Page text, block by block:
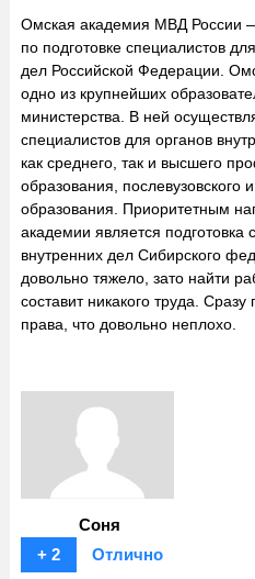
Омская академия МВД России
по подготовке специалистов
дел Российской Федерации.
одно из крупнейших
министерства. В ней
специалистов для органов
как среднего, так и высшего
образования, послевузовского
образования. Приоритетным
академии является подготовка
внутренних дел Сибирского
довольно тяжело, зато найти
составит никакого труда.
права, что довольно неплохо.
Соня
+ 2
Отлично